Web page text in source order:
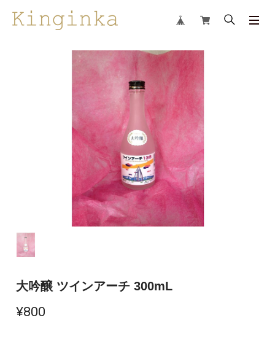
大吟醸 ツインアーチ 300mL
¥800